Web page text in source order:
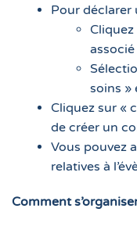
Pour déclarer
soins »
Cliquez sur «
de créer un
Vous pouvez
relatives à
Comment